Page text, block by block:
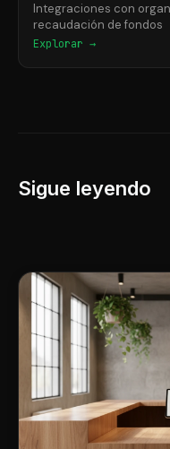
Integraciones con
recaudación de fondos
Explorar →
Sigue leyendo